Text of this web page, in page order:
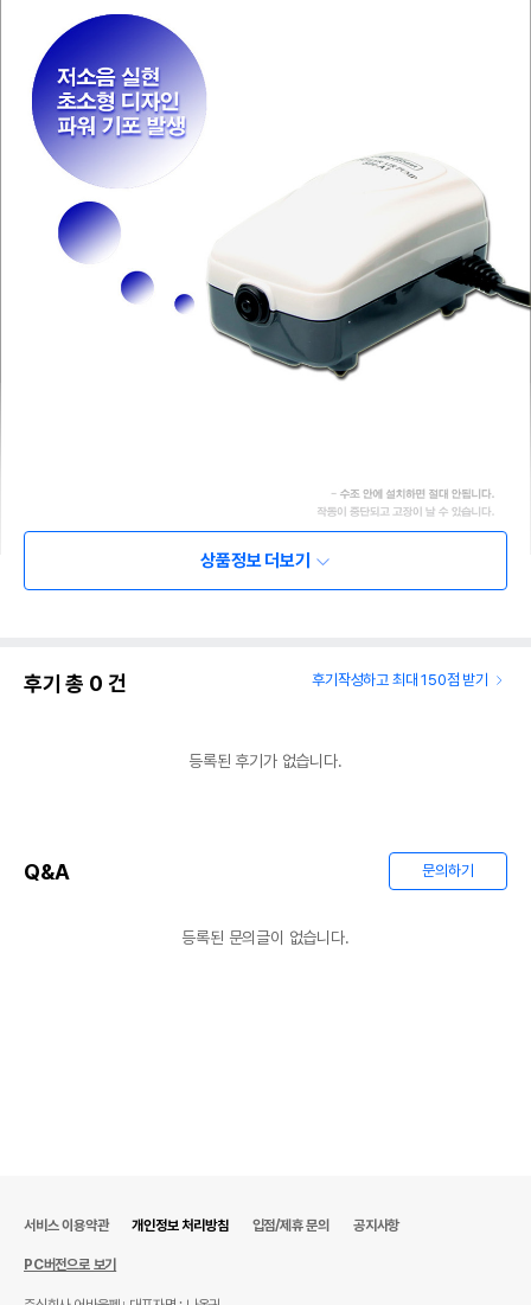
또는 소비자상담 관련
상품상세설명 참조
상품정보 더보기
후기 총 0 건 후기작성하고 최대 150점 받기
등록된 후기가 없습니다.
Q&A 문의하기
등록된 문의글이 없습니다.
서비스 이용약관 개인정보 처리방침 입점/제휴 문의 공지사항
PC버전으로 보기